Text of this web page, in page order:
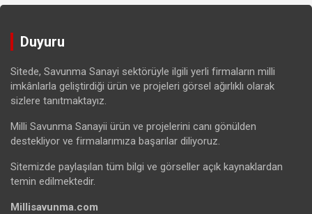
Duyuru
Sitede, Savunma Sanayi sektörüyle ilgili yerli firmaların milli
imkânlarla geliştirdiği ürün ve projeleri görsel ağırlıklı olarak
sizlere tanıtmaktayız.
Milli Savunma Sanayii ürün ve projelerini canı gönülden
destekliyor ve firmalarımıza başarılar diliyoruz.
Sitemizde paylaşılan tüm bilgi ve görseller açık kaynaklardan
temin edilmektedir.
Millisavunma.com